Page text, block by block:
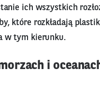
ich wszystkich
które rozkładają
w tym kierunku.
i